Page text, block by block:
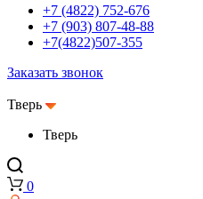
+7 (4822) 752-676
+7 (903) 807-48-88
+7(4822)507-355
Заказать звонок
Тверь
Тверь
0